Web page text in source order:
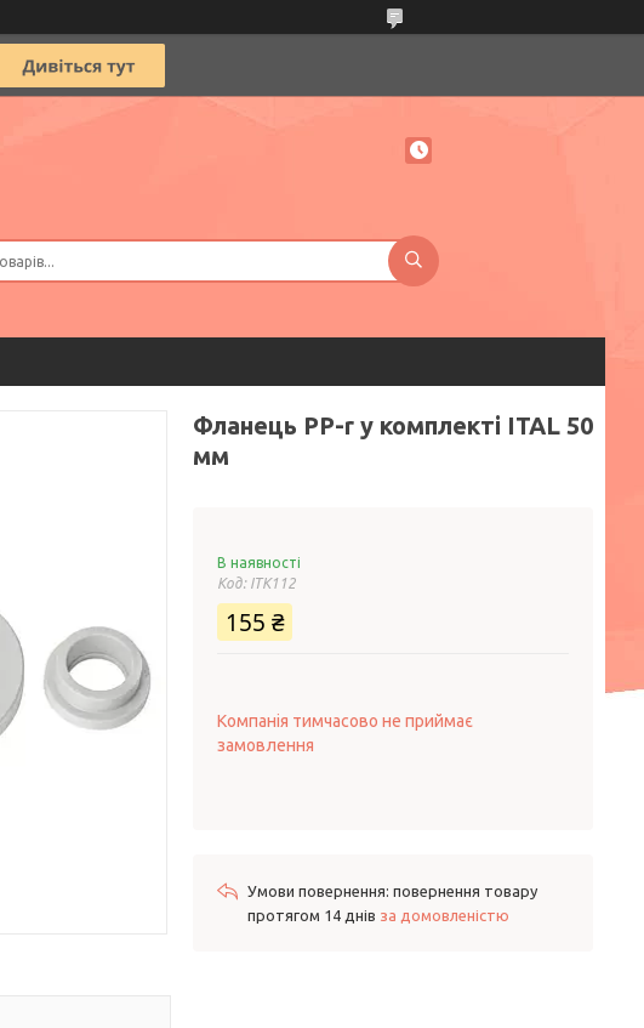
Фланець PP-r у комплекті ITAL 50
мм
В наявності
Код: ITK112
155 ₴
Компанія тимчасово не приймає
замовлення
повернення товару
протягом 14 днів за домовленістю